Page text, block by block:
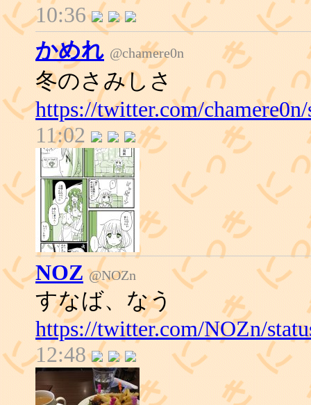
10:36
かめれ @chamere0n
冬のさみしさ
https://twitter.com/
11:02
NOZ @NOZn
すなば、なう
https://twitter.com/NOZn/
12:48